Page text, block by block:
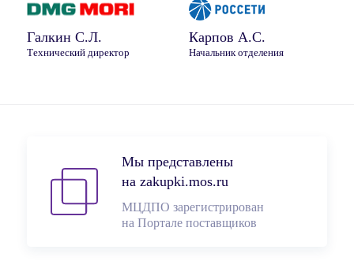
Галкин С.Л.
Технический директор
Карпов А.С.
Начальник отделения
Мы представлены
на zakupki.mos.ru
МЦДПО зарегистрирован
на Портале поставщиков